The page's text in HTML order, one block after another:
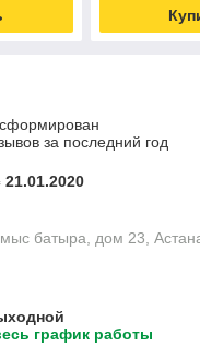
за последний год
21.01.2020
батыра, дом 23,
график работы